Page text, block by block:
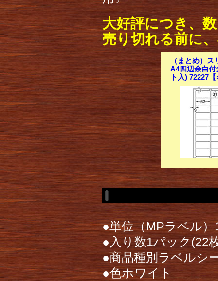
大好評につき、
売り切れる前に
（まとめ）
A4四辺余白付
ト入) 72227
●単位（MPラベル
●入り数1パック(22
●商品種別ラベルシ
●色ホワイト